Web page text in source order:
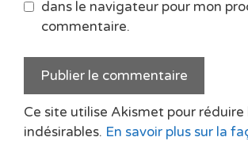
dans le navigateur pour mon
commentaire.
Ce site utilise Akismet pour réduire
indésirables. En savoir plus sur la